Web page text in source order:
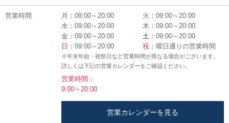
営業時間 月：09:00～20:00
火：09:00～20:00
水：09:00～20:00
木：09:00～20:00
金：09:00～20:00
土 ：09:00～20:00
日 ：09:00～20:00 祝 ：曜日通りの営業時間
※年末年始・祝祭日など営業時間が異なる場合がございます。
詳しくは下記の営業カレンダーをご確認ください。
営業時間：
9:00～20:00
営業カレンダーを見る